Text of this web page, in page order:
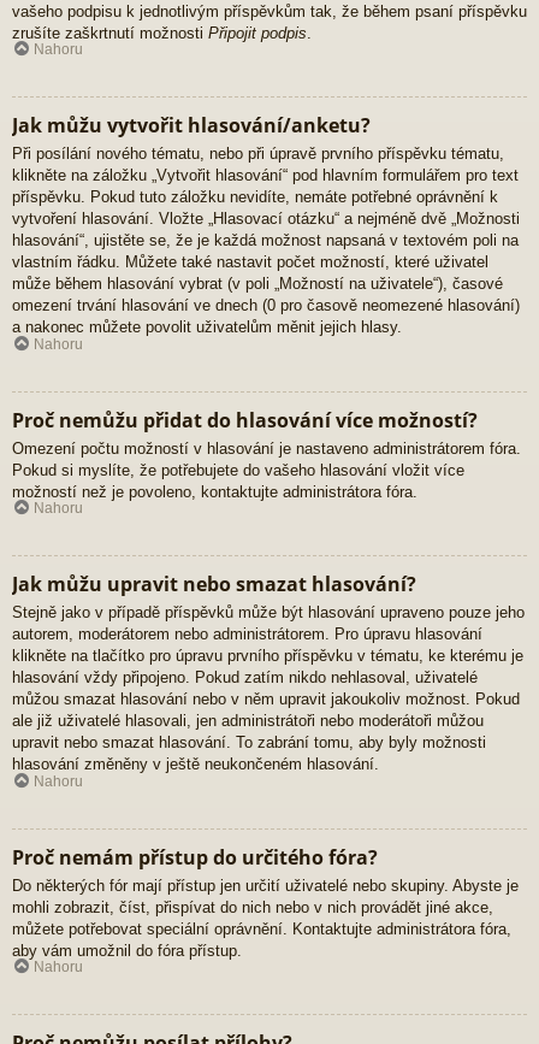
vašeho podpisu k jednotlivým příspěvkům tak, že během psaní příspěvku
zrušíte zaškrtnutí možnosti Připojit podpis
Nahoru
Jak můžu vytvořit hlasování/anketu?
Při posílání nového tématu, nebo při úpravě prvního příspěvku tématu,
klikněte na záložku „Vytvořit hlasování“ pod hlavním formulářem pro text
příspěvku. Pokud tuto záložku nevidíte, nemáte potřebné oprávnění k
vytvoření hlasování. Vložte „Hlasovací otázku“ a nejméně dvě „Možnosti
hlasování“, ujistěte se, že je každá možnost napsaná v textovém poli na
vlastním řádku. Můžete také nastavit počet možností, které uživatel
může během hlasování vybrat (v poli „Možností na uživatele“), časové
omezení trvání hlasování ve dnech (0 pro časově neomezené hlasování)
a nakonec můžete povolit uživatelům měnit jejich hlasy.
Nahoru
Proč nemůžu přidat do hlasování více možností?
Omezení počtu možností v hlasování je nastaveno administrátorem fóra.
Pokud si myslíte, že potřebujete do vašeho hlasování vložit více
možností než je povoleno, kontaktujte administrátora fóra.
Nahoru
Jak můžu upravit nebo smazat hlasování?
Stejně jako v případě příspěvků může být hlasování upraveno pouze jeho
autorem, moderátorem nebo administrátorem. Pro úpravu hlasování
klikněte na tlačítko pro úpravu prvního příspěvku v tématu, ke kterému je
hlasování vždy připojeno. Pokud zatím nikdo nehlasoval, uživatelé
můžou smazat hlasování nebo v něm upravit jakoukoliv možnost. Pokud
ale již uživatelé hlasovali, jen administrátoři nebo moderátoři můžou
upravit nebo smazat hlasování. To zabrání tomu, aby byly možnosti
hlasování změněny v ještě neukončeném hlasování.
Nahoru
Proč nemám přístup do určitého fóra?
Do některých fór mají přístup jen určití uživatelé nebo skupiny. Abyste je
mohli zobrazit, číst, přispívat do nich nebo v nich provádět jiné akce,
můžete potřebovat speciální oprávnění. Kontaktujte administrátora fóra,
aby vám umožnil do fóra přístup.
Nahoru